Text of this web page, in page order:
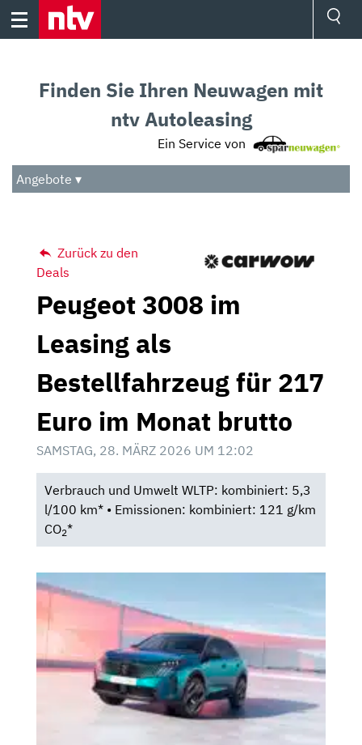
Skip
Audio
Das Beste
Finden Sie Ihren Neuwagen mit
ntv Autoleasing
Ein Service von
Angebote ▾
Zurück zu den
Deals
Peugeot 3008 im
Leasing als
Bestellfahrzeug für 217
Euro im Monat brutto
SAMSTAG, 28. MÄRZ 2026 UM 12:02
Verbrauch und Umwelt WLTP: kombiniert: 5,3
l/100 km* • Emissionen: kombiniert: 121 g/km
CO2*